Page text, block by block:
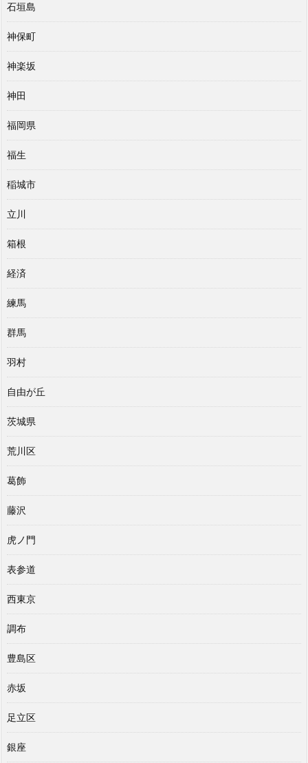
石垣島
神保町
神楽坂
神田
福岡県
福生
稲城市
立川
箱根
経済
練馬
群馬
羽村
自由が丘
茨城県
荒川区
葛飾
藤沢
虎ノ門
表参道
西東京
調布
豊島区
赤坂
足立区
銀座